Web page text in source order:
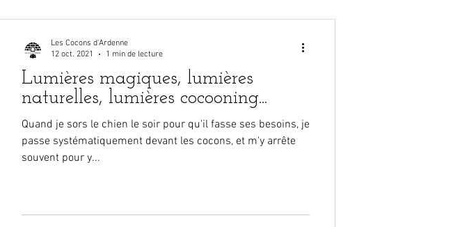
Lumières magiques, lumières
naturelles, lumières cocooning...
Quand je sors le chien le soir pour qu'il fasse ses besoins, je
passe systématiquement devant les cocons, et m'y arrête
souvent pour y...
Les Cocons d'Ardenne
12 oct. 2021
1 min de lecture